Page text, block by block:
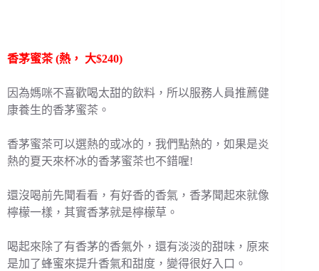
香茅蜜茶 (熱， 大$240)
因為媽咪不喜歡喝太甜的飲料，所以服務人員推薦健
康養生的香茅蜜茶。
香茅蜜茶可以選熱的或冰的，我們點熱的，如果是炎
熱的夏天來杯冰的香茅蜜茶也不錯喔!
還沒喝前先聞看看，有好香的香氣，香茅聞起來就像
檸檬一樣，其實香茅就是檸檬草。
喝起來除了有香茅的香氣外，還有淡淡的甜味，原來
是加了蜂蜜來提升香氣和甜度，變得很好入口。